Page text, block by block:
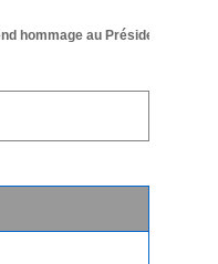
au Président de sa 36